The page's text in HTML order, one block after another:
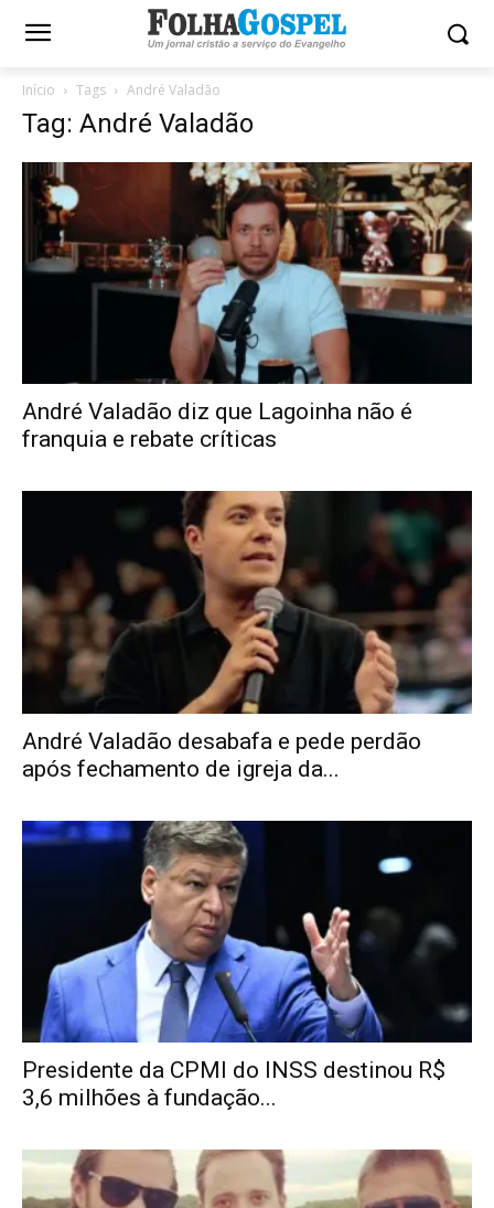
Início Tags André Valadão
Tag: André Valadão
André Valadão diz que Lagoinha não é
franquia e rebate críticas
André Valadão desabafa e pede perdão
após fechamento de igreja da...
Presidente da CPMI do INSS destinou R$
3,6 milhões à fundação...